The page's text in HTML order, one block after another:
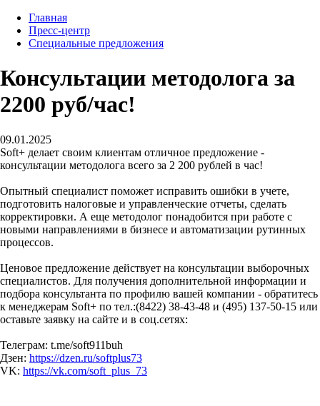
Главная
Пресс-центр
Специальные предложения
Консультации методолога за
2200 руб/час!
09.01.2025
Soft+ делает своим клиентам отличное предложение -
консультации методолога всего за 2 200 рублей в час!
Опытный специалист поможет исправить ошибки в учете,
подготовить налоговые и управленческие отчеты, сделать
корректировки. А еще методолог понадобится при работе с
новыми направлениями в бизнесе и автоматизации рутинных
процессов.
Ценовое предложение действует на консультации выборочных
специалистов. Для получения дополнительной информации и
подбора консультанта по профилю вашей компании - обратитесь
к менеджерам Soft+ по тел.:(8422) 38-43-48 и (495) 137-50-15 или
оставьте заявку на сайте и в соц.сетях:
Телеграм: t.me/soft911buh
Дзен: https://dzen.ru/softplus73
VK: https://vk.com/soft_plus_73